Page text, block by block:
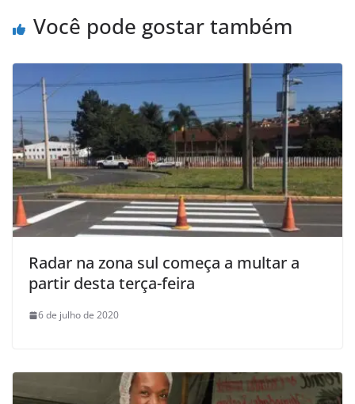
Você pode gostar também
Radar na zona sul começa a multar a
partir desta terça-feira
6 de julho de 2020